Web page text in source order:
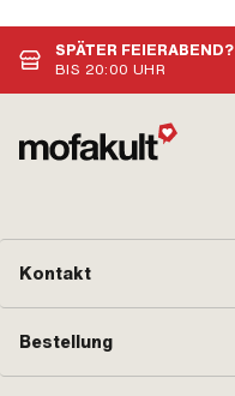
SPÄTER FEIERABEND?
BIS 20:00 UHR
Kontakt
Bestellung